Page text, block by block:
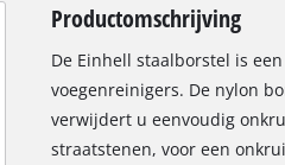
Productomschrijving
De Einhell staalborstel is
voegenreinigers. De nylon
verwijdert u eenvoudig
straatstenen, voor een